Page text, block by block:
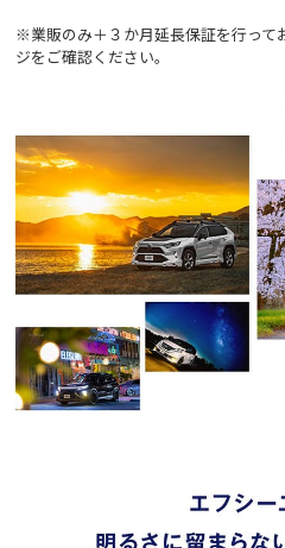
※業販のみ＋３か月延長保証を行って
ジをご確認ください。